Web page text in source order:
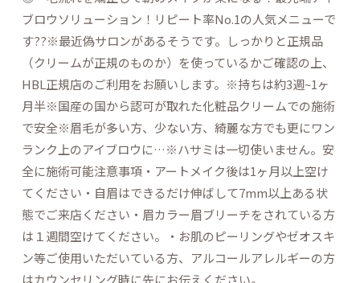
ブロウソリューション！リピート率No.1の人気メニューで
す??※最近偽サロンがあるそうです。しっかりと正規品
（クリームが正規のものか）を使っているかご確認の上、
HBL正規店のご利用をお願いします。️️️️️️️️️️️️️️※持ちは約3週~1ヶ
月半※国産の国から認可が取れた化粧品クリームでの施術
で安全※眉毛が多い方、少ない方、綺麗な方でも更にワン
ランク上のアイブロウに…︎※ハサミは一切使いません。安
全に施術可能️️️️️️️️️️️️️️️注意事項・アートメイク後は1ヶ月以上空け
てください・自眉はできるだけ伸ばして7mm以上ある状
態でご来店ください・眉カラー眉ブリーチをされている方
は１週間空けてください。・お肌のピーリングやゼオスキ
ン等ご使用いただいている方、アルコールアレルギーの方